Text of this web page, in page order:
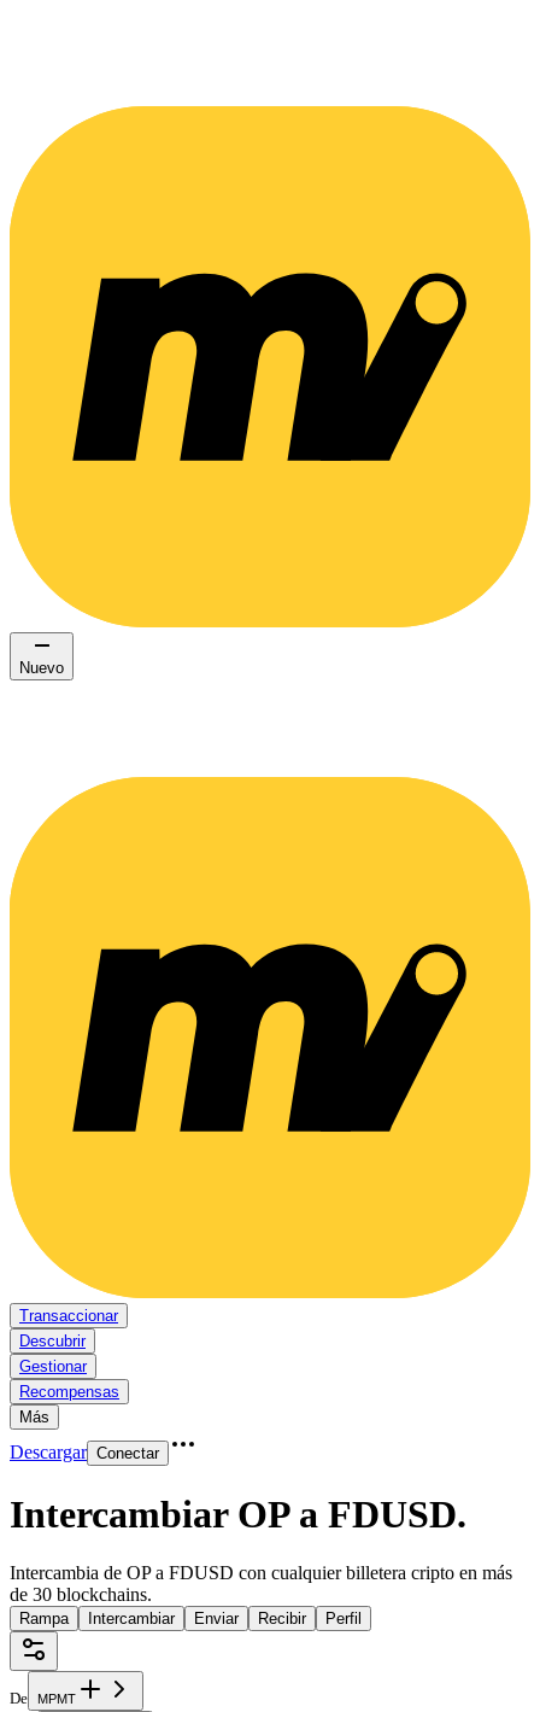
Nuevo
Transaccionar
Descubrir
Gestionar
Recompensas
Más
Descargar Conectar
Intercambiar OP a FDUSD.
Intercambia de OP a FDUSD con cualquier billetera cripto en más
de 30 blockchains.
Rampa Intercambiar Enviar Recibir Perfil
De MPMT